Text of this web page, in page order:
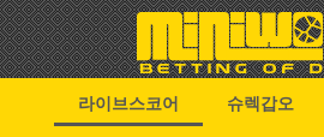
라이브스코어 슈렉갑오